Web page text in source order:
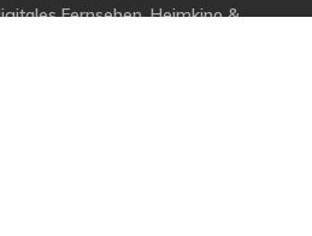
Fernsehen, Heimkino &